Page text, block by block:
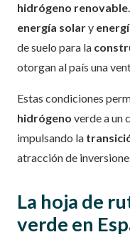
hidrógeno renovable
energía solary
de suelo para la
otorgan al país una
Estas condiciones
hidrógeno verde a un
impulsando la
atracción de
La hoja de
verde en